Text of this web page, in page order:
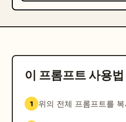
이 프롬프트 사용법
1 위의 전체 프롬프트를